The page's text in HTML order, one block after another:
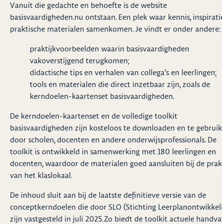
Vanuit die gedachte en behoefte is de website
basisvaardigheden.nu ontstaan. Een plek waar kennis,
praktische materialen samenkomen. Je vindt er onder andere:
praktijkvoorbeelden waarin basisvaardigheden
vakoverstijgend terugkomen;
didactische tips en verhalen van collega’s en leerlingen;
tools en materialen die direct inzetbaar zijn, zoals de
kerndoelen-kaartenset basisvaardigheden.
De kerndoelen-kaartenset en de volledige toolkit
basisvaardigheden zijn kosteloos te downloaden en te
door scholen, docenten en andere onderwijsprofessionals. De
toolkit is ontwikkeld in samenwerking met 180 leerlingen en
docenten, waardoor de materialen goed aansluiten bij de
van het klaslokaal.
De inhoud sluit aan bij de laatste definitieve versie van de
conceptkerndoelen die door SLO (Stichting
zijn vastgesteld in juli 2025. Zo biedt de toolkit actuele